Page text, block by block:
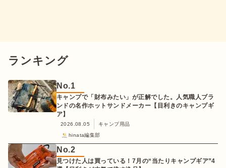
ランキング
No.1
キャンプで「財布みたい」が正解でした。人気職人ブラ
ンドの名作ホットサンドメーカー【目利きのキャンプギ
ア】
2026.08.05
キャンプ用品
hinata編集部
No.2
見つけた人は買っている！7月の“当たりキャンプギア”4